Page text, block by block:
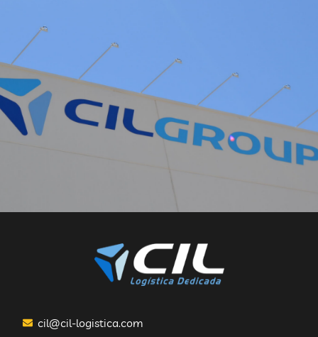
CONTACTA CON LAS
OFICINAS CENTRALES
cil@cil-logistica.com